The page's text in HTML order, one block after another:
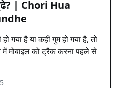
| Chori Hua
गया है या कहीं गुम हो गया है, तो
मोबाइल को ट्रैक करना पहले से